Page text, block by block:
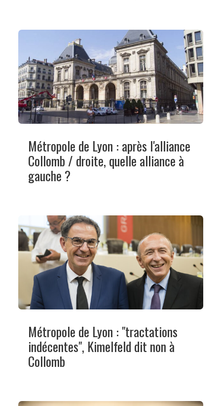
Métropole de Lyon : après l'alliance
Collomb / droite, quelle alliance à
gauche ?
Métropole de Lyon : "tractations
indécentes", Kimelfeld dit non à
Collomb